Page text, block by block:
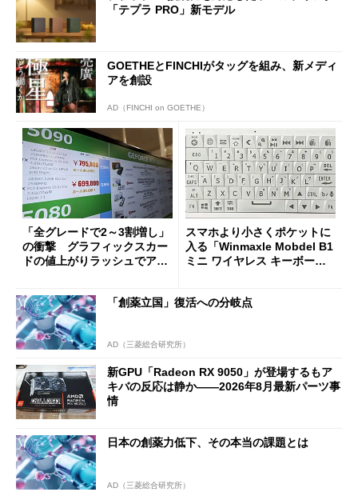
「テプラ PRO」新モデル
GOETHEとFINCHIがタッグを組み、新メディ
アを創設
AD（FINCHI on GOETHE）
「全グレードで2～3割増し」
の衝撃 グラフィックスカー
ドの値上がりラッシュでアキ
スマホより小さくポケットに
入る「Winmaxle Mobdel B1
ミニ ワイヤレス キーボー
「創薬立国」復活への分岐点
AD（三菱総合研究所）
新GPU「Radeon RX 9050」が登場するもア
キバの反応は静か――2026年8月最新パーツ事
情
日本の創薬力低下、その本当の課題とは
AD（三菱総合研究所）